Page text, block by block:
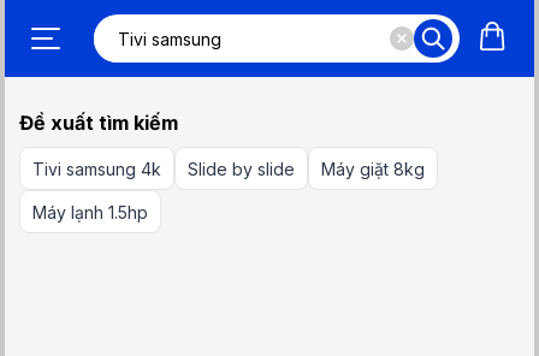
Đề xuất tìm kiếm
Tivi samsung 4k Slide by slide Máy giặt 8kg
Máy lạnh 1.5hp